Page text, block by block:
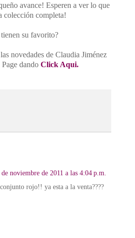
avance! Esperen a ver lo que
colección completa!
su favorito?
novedades de Claudia Jiménez
dando Click Aqui.
de noviembre de 2011 a las 4:04 p.m.
rojo!! ya esta a la venta????